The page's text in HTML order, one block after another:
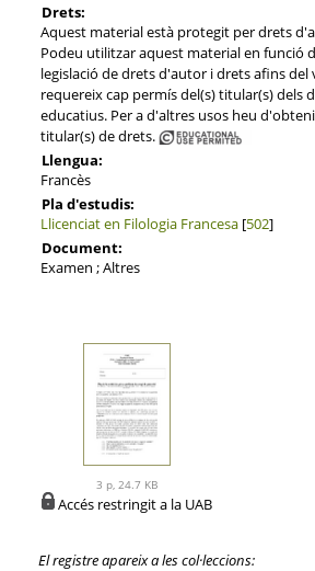
Drets:
Aquest material està protegit per drets
Podeu utilitzar aquest material en funció
legislació de drets d'autor i drets afins del
requereix cap permís del(s) titular(s) dels
educatius. Per a d'altres usos heu
titular(s) de drets.
Llengua:
Francès
Pla d'estudis:
Llicenciat en Filologia Francesa[502]
Document:
Examen ; Altres
3 p, 24.7 KB
Accés restringit a la UAB
El registre apareix a les col·leccions: